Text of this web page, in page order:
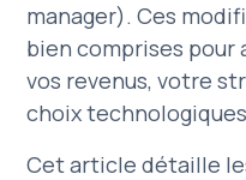
manager). Ces
bien comprises
vos revenus, votre
choix
Cet article détaille